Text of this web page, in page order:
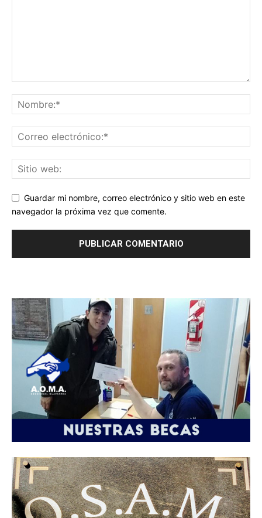
Guardar mi nombre, correo electrónico y sitio web en este
navegador la próxima vez que comente.